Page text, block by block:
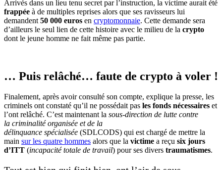
Arrivés dans un lieu tenu secret par l’instruction, la victime aurait été
frappée à de multiples reprises alors que ses ravisseurs lui
demandent 50 000 euros en cryptomonnaie. Cette demande sera
d’ailleurs le seul lien de cette histoire avec le milieu de la crypto
dont le jeune homme ne fait même pas partie.
… Puis relâché… faute de crypto à voler !
Finalement, après avoir consulté son compte, explique la presse, les
criminels ont constaté qu’il ne possédait pas les fonds nécessaires et
l’ont relâché. C’est maintenant la sous-direction de lutte contre
la criminalité organisée et de la
délinquance spécialisée (SDLCODS) qui est chargé de mettre la
main sur les quatre hommes alors que la victime a reçu six jours
d’ITT (incapacité totale de travail) pour ses divers traumatismes.